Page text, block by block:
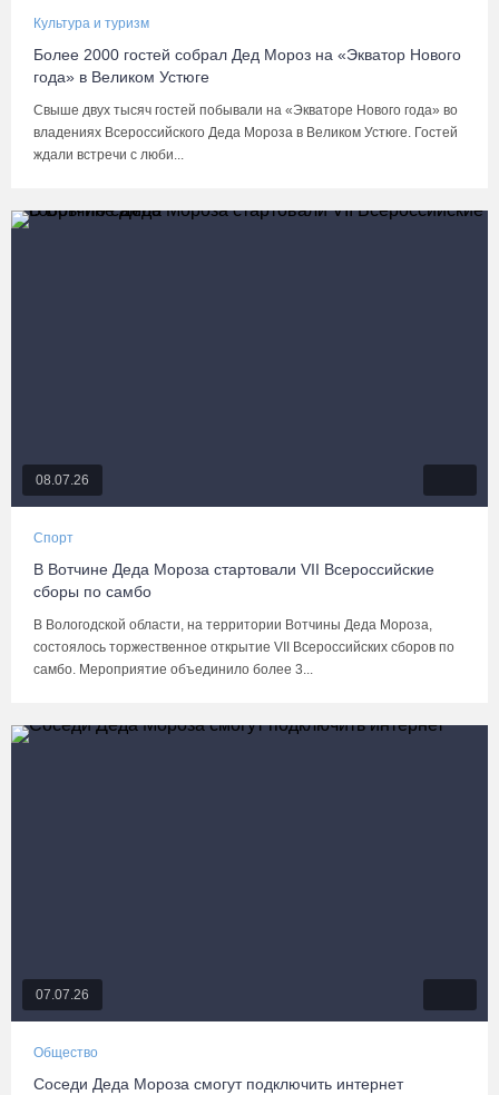
Культура и туризм
Более 2000 гостей собрал Дед Мороз на «Экватор Нового
года» в Великом Устюге
Свыше двух тысяч гостей побывали на «Экваторе Нового года» во
владениях Всероссийского Деда Мороза в Великом Устюге. Гостей
ждали встречи с люби...
08.07.26
Спорт
В Вотчине Деда Мороза стартовали VII Всероссийские
сборы по самбо
В Вологодской области, на территории Вотчины Деда Мороза,
состоялось торжественное открытие VII Всероссийских сборов по
самбо. Мероприятие объединило более 3...
07.07.26
Общество
Соседи Деда Мороза смогут подключить интернет